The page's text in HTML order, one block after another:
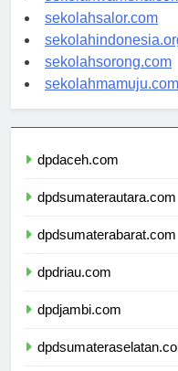
sekolahwamena.com
sekolahsalor.com
sekolahindonesia.org
sekolahsorong.com